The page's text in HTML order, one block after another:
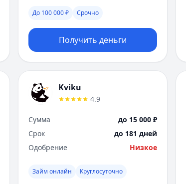
До 100 000 ₽ Срочно
Получить деньги
Kviku
4.9
Сумма
до 15 000 ₽
Срок
до 181 дней
Одобрение
Низкое
Займ онлайн Круглосуточно